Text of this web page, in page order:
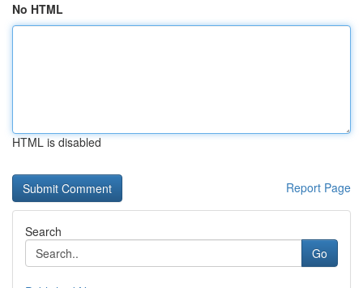
No HTML
HTML is disabled
Report Page
Search
Go